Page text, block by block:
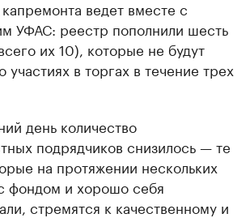
ведет вместе с
УФАС: реестр пополнили шесть
их 10), которые не будут
участиях в торгах в течение трех
день количество
подрядчиков снизилось — те
на протяжении нескольких
фондом и хорошо себя
стремятся к качественному и